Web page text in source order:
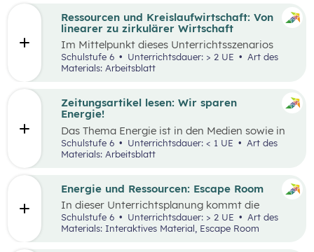
einhergehender Konflikte zu finden sind.
Energie und Ressourcen: Escape Room
In dieser Unterrichtsplanung kommt die
Methode „Escape Room“ zum Einsatz. Ziel ist
es, Inhalte des Kompetenzbereichs
„Nachhaltiger Umgang mit Energie und
Schulstufe 6 Unterrichtsdauer: > 2 UE
Materials: Interaktives Material, Escape Room
Ressourcen und Kreislaufwirtschaft: Von
linearer zu zirkulärer Wirtschaft
Im Mittelpunkt dieses Unterrichtsszenarios
steht ein sprachsensibel aufbereiteter Text zum
Thema verantwortungsvoller Umgang mit
„Wohin?“ gestellt und die Konzepte „lineares
Wirtschaften” und „Kreislaufwirtschaft”
erarbeitet.
Schulstufe 6 Unterrichtsdauer: > 2 UE
Art des
Materials: Arbeitsblatt
Zeitungsartikel lesen: Wir sparen
Energie!
Das Thema Energie ist in den Medien sowie in
täglichen Gesprächen allgegenwärtig. Dabei
wird oft von hohem Energieverbrauch, von
Energie sind seit dem Ukrainekrieg ein
omnipräsentes Thema.
Schulstufe 6 Unterrichtsdauer: < 1 UE
Materials: Arbeitsblatt